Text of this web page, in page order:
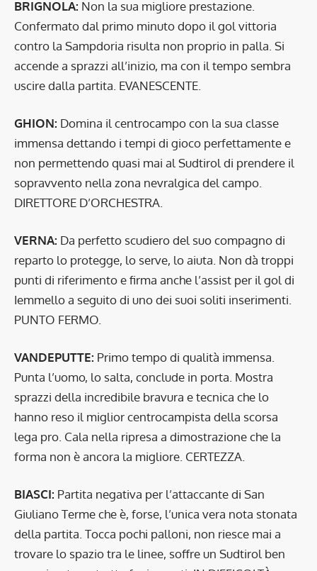
BRIGNOLA: Non la sua migliore prestazione.
Confermato dal primo minuto dopo il gol vittoria
contro la Sampdoria risulta non proprio in palla. Si
accende a sprazzi all’inizio, ma con il tempo sembra
uscire dalla partita. EVANESCENTE.
GHION: Domina il centrocampo con la sua classe
immensa dettando i tempi di gioco perfettamente e
non permettendo quasi mai al Sudtirol di prendere il
sopravvento nella zona nevralgica del campo.
DIRETTORE D’ORCHESTRA.
VERNA: Da perfetto scudiero del suo compagno di
reparto lo protegge, lo serve, lo aiuta. Non dà troppi
punti di riferimento e firma anche l’assist per il gol di
Iemmello a seguito di uno dei suoi soliti inserimenti.
PUNTO FERMO.
VANDEPUTTE: Primo tempo di qualità immensa.
Punta l’uomo, lo salta, conclude in porta. Mostra
sprazzi della incredibile bravura e tecnica che lo
hanno reso il miglior centrocampista della scorsa
lega pro. Cala nella ripresa a dimostrazione che la
forma non è ancora la migliore. CERTEZZA.
BIASCI: Partita negativa per l’attaccante di San
Giuliano Terme che è, forse, l’unica vera nota stonata
della partita. Tocca pochi palloni, non riesce mai a
trovare lo spazio tra le linee, soffre un Sudtirol ben